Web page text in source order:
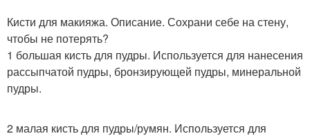
Кисти для макияжа. Описание. Сохрани себе на стену,
чтобы не потерять?
1 большая кисть для пудры. Используется для нанесения
рассыпчатой пудры, бронзирующей пудры, минеральной
пудры.
2 малая кисть для пудры/румян. Используется для